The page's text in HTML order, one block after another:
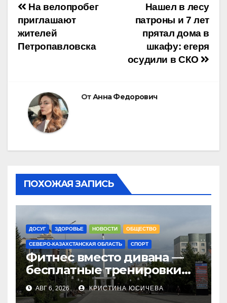
Навигация
по
записям
Нашел в лесу
патроны и 7 лет
прятал дома в
шкафу: егеря
осудили в СКО
На велопробег
приглашают
жителей
Петропавловска
ОтАнна Федорович
ПОХОЖАЯ ЗАПИСЬ
ДОСУГ ЗДОРОВЬЕ НОВОСТИ ОБЩЕСТВО
СЕВЕРО-КАЗАХСТАНСКАЯ ОБЛАСТЬ СПОРТ
Фитнес вместо дивана —
бесплатные тренировки
запускают в
Петропавловске
АВГ 6, 2026 КРИСТИНА ЮСИЧЕВА